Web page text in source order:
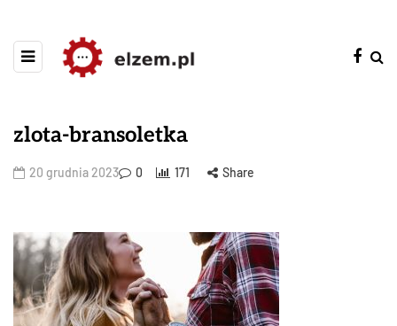
zlota-bransoletka
20 grudnia 2023 0 171 Share